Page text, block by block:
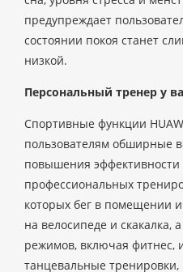
предупреждает
состоянии покоя станет
низкой.
Персональный тренер у
Спортивные функции
пользователям обширные
повышения эффективности
профессиональных
которых бег в помещении
на велосипеде и скакалка,
режимов, включая фитнес,
танцевальные